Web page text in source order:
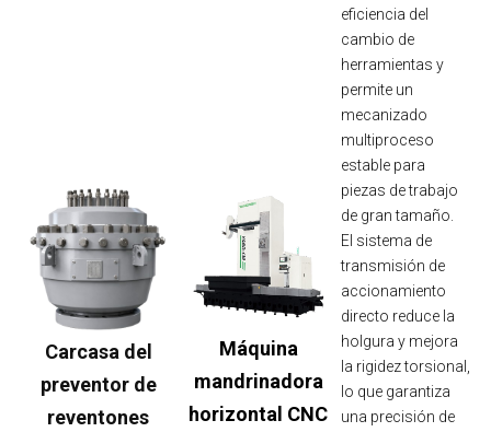
Carcasa del
preventor de
reventones
Máquina
mandrinadora
horizontal CNC
eficiencia del
cambio de
herramientas y
permite un
mecanizado
multiproceso
estable para
piezas de trabajo
de gran tamaño.
El sistema de
transmisión de
accionamiento
directo reduce la
holgura y mejora
la rigidez torsional,
lo que garantiza
una precisión de